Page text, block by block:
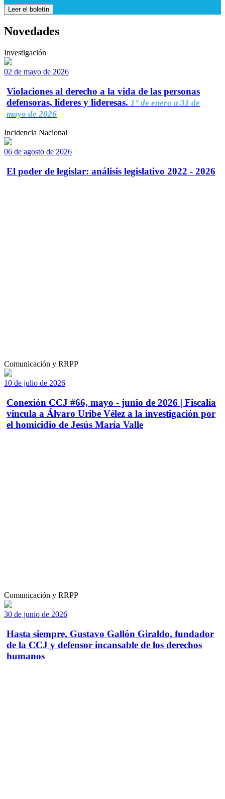
Leer el boletín
Novedades
Investigación
02 de mayo de 2026
Violaciones al derecho a la vida de las personas
defensoras, líderes y lideresas. 1° de enero a 31 de
mayo de 2026
Incidencia Nacional
06 de agosto de 2026
El poder de legislar: análisis legislativo 2022 - 2026
Comunicación y RRPP
10 de julio de 2026
Conexión CCJ #66, mayo - junio de 2026 | Fiscalía
vincula a Álvaro Uribe Vélez a la investigación por
el homicidio de Jesús María Valle
Comunicación y RRPP
30 de junio de 2026
Hasta siempre, Gustavo Gallón Giraldo, fundador
de la CCJ y defensor incansable de los derechos
humanos